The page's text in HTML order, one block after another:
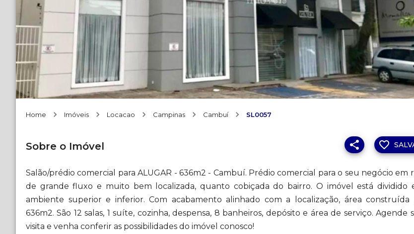
Home Imóveis Locacao Campinas Cambuí SL0057
Sobre o Imóvel
Salão/prédio comercial para ALUGAR - 636m2 - Cambuí. Prédio comercial para o seu negócio em
de grande fluxo e muito bem localizada, quanto cobiçada do bairro. O imóvel está dividido
ambiente superior e inferior. Com acabamento alinhado com a localização, área construída
636m2. São 12 salas, 1 suíte, cozinha, despensa, 8 banheiros, depósito e área de serviço. Agende
visita e venha conferir as possibilidades do imóvel conosco!